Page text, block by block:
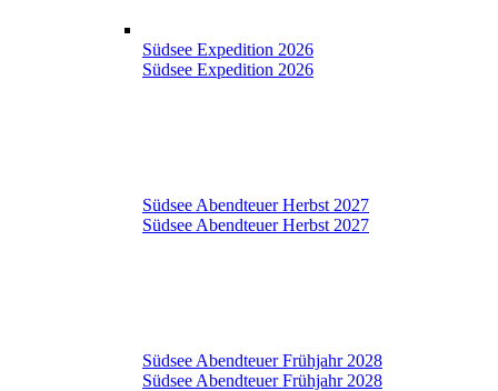
Südsee Expedition 2026
Südsee Expedition 2026
Südsee Abendteuer Herbst 2027
Südsee Abendteuer Herbst 2027
Südsee Abendteuer Frühjahr 2028
Südsee Abendteuer Frühjahr 2028